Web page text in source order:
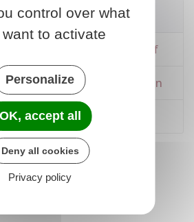
d'un véhicule neuf
un véhicule d'occasion
son véhicule
control over what
to activate
Personalize
OK, accept all
Deny all cookies
Privacy policy